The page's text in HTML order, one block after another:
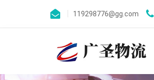
119298776@gg.com